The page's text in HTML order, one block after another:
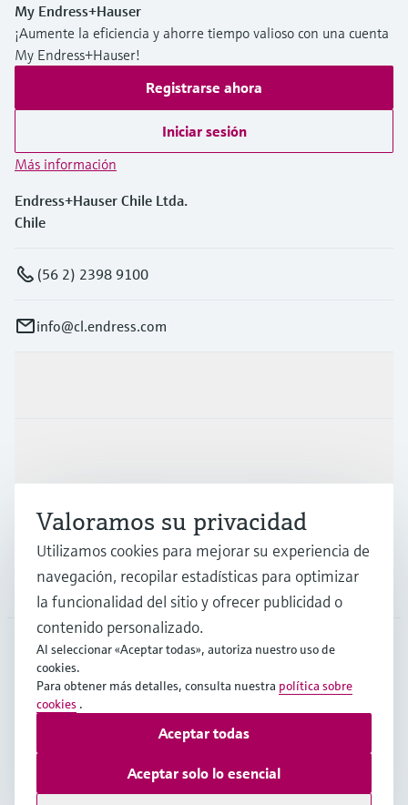
My Endress+Hauser
¡Aumente la eficiencia y ahorre tiempo valioso con una cuenta
My Endress+Hauser!
Registrarse ahora
Iniciar sesión
Más información
Endress+Hauser Chile Ltda.
Chile
(56 2) 2398 9100
info@cl.endress.com
Soporte
Compañía
CHL
Copyright © Endress+Hauser Group Services AG
Términos y Condiciones Generales
Valoramos su privacidad
Utilizamos cookies para mejorar su experiencia de
navegación, recopilar estadísticas para optimizar
la funcionalidad del sitio y ofrecer publicidad o
contenido personalizado.
Al seleccionar «Aceptar todas», autoriza nuestro uso de
cookies.
Para obtener más detalles, consulta nuestra política sobre
cookies .
Aceptar solo lo esencial
Aceptar todas